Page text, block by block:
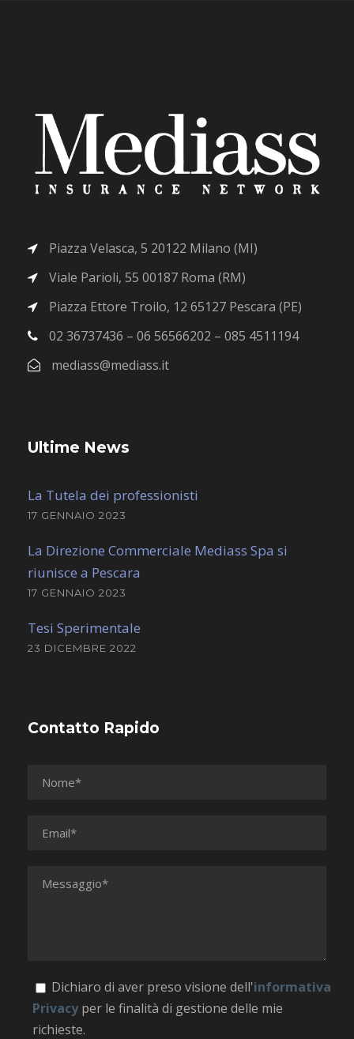
Piazza Velasca, 5 20122 Milano (MI)
Viale Parioli, 55 00187 Roma (RM)
Piazza Ettore Troilo, 12 65127 Pescara (PE)
02 36737436 – 06 56566202 – 085 4511194
mediass@mediass.it
Ultime News
La Tutela dei professionisti
17 GENNAIO 2023
La Direzione Commerciale Mediass Spa si
riunisce a Pescara
17 GENNAIO 2023
Tesi Sperimentale
23 DICEMBRE 2022
Contatto Rapido
Dichiaro di aver preso visione dell'informativa
Privacyper le finalità di gestione delle mie
richieste.